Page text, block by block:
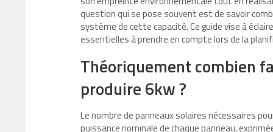
question qui se pose souvent est de savoir
système de cette capacité. Ce guide vise à
essentielles à prendre en compte lors de la
Théoriquement combien
produire 6kw ?
Le nombre de panneaux solaires nécessaires
puissance nominale de chaque panneau,